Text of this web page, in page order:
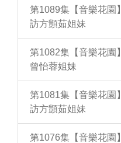
第1089集【音樂花園
訪方顗茹姐妹
第1082集【音樂花園
曾怡蓉姐妹
第1081集【音樂花園
訪方顗茹姐妹
第1076集【音樂花園